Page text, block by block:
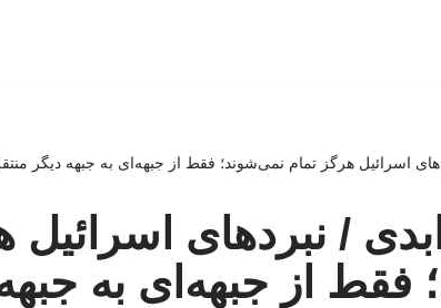
اسرائیل هرگز تمام نمی‌شوند؛ فقط از جبهه‌ای به جبهه دیگر
/ نبردهای اسرائیل
فقط از جبهه‌ای به